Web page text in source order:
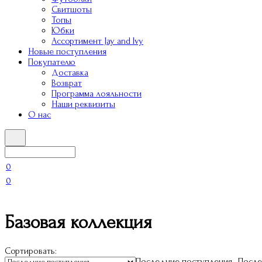
Свитшоты
Топы
Юбки
Ассортимент Jay and Ivy
Новые поступления
Покупателю
Доставка
Возврат
Программа лояльности
Наши реквизиты
О нас
0
0
Базовая коллекция
Сортировать: